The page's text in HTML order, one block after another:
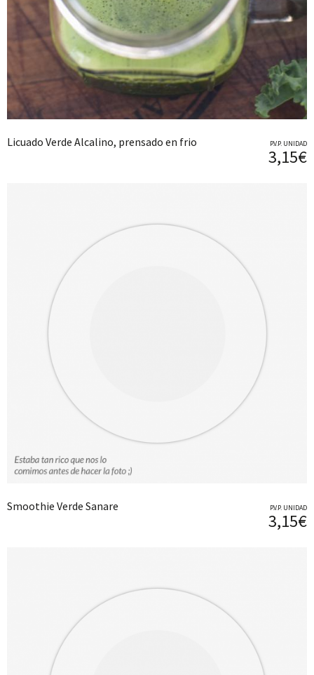
Licuado Verde Alcalino, prensado en frio P.V.P. UNIDAD
3,15€
Smoothie Verde Sanare P.V.P. UNIDAD
3,15€